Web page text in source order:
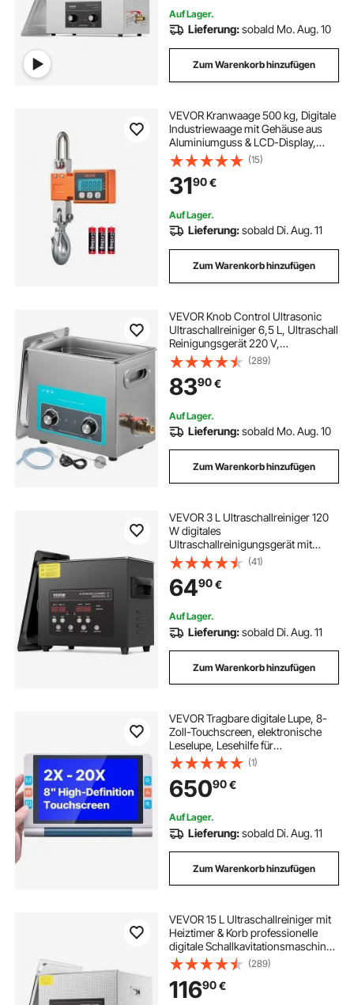
Auf Lager.
Lieferung:sobald Mo. Aug. 10
Zum Warenkorb hinzufügen
VEVOR Kranwaage 500 kg, Digitale
Industriewaage mit Gehäuse aus
Aluminiumguss & LCD-Display,
Wildwaage 100-g-Teilung & 3-
Stufiger, Abschaltautomatik,
Hakenwaage, Zugwaage für
Garagen, Werkstatt
(15)
3190€
Auf Lager.
Lieferung:sobald Di. Aug. 11
Zum Warenkorb hinzufügen
VEVOR Knob Control Ultrasonic
Ultraschallreiniger 6,5 L, Ultraschall
Reinigungsgerät 220 V,
Ultraschallreiniger mit Heizung,
Schmuckreiniger Ultraschall 40
kHz, Digitaler Ultraschallreiniger
300 W
(289)
8390€
Auf Lager.
Lieferung:sobald Mo. Aug. 10
Zum Warenkorb hinzufügen
VEVOR 3 L Ultraschallreiniger 120
W digitales
Ultraschallreinigungsgerät mit
Schonmodus & verbesserter
Entgasung, 40 kHz industrieller
Schmuckreiniger mit Heizung &
Timer, für Brillen Uhren Schwarz
(41)
6490€
Auf Lager.
Lieferung:sobald Di. Aug. 11
Zum Warenkorb hinzufügen
VEVOR Tragbare digitale Lupe, 8-
Zoll-Touchscreen, elektronische
Leselupe, Lesehilfe für
Sehschwäche, 2- bis 20-facher
Zoom, mit 13-MP-Autofokus-
Objektiv, 26 Farbmodi, HDMI-
Ausgang, 16 GB Speicher
(1)
65090€
Auf Lager.
Lieferung:sobald Di. Aug. 11
Zum Warenkorb hinzufügen
VEVOR 15 L Ultraschallreiniger mit
Heiztimer & Korb professionelle
digitale Schallkavitationsmaschine,
360 W Reinigungsmaschine für
Laborwerkzeuge Metallteile
Vergaser Messing Autoteile
Motorteile
(289)
11690€